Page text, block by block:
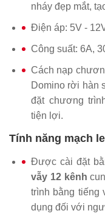
nháy đẹp mắt,
Điện áp: 5V -
Công suất: 6A,
Cách nạp
Domino rời hàn
đặt chương
tiện lợi.
Tính năng mạch
Được cài đặt
vẫy 12 kênh
trình bằng tiếng
dụng đối với